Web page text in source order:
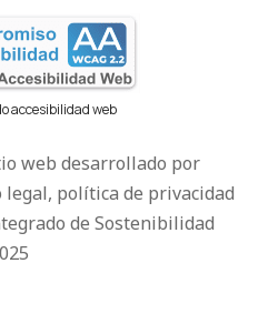
accesibilidad web
web desarrollado por
legal, política de privacidad
de Sostenibilidad